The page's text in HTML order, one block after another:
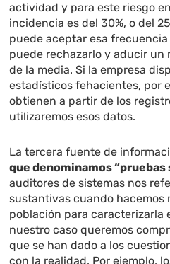
actividad y para este riesgo
incidencia es del 30%, o del
puede aceptar esa
puede rechazarlo y aducir un
de la media. Si la empresa
estadísticos fehacientes, por
obtienen a partir de los
utilizaremos esos datos.
La tercera fuente de
que denominamos “pruebas
auditores de sistemas nos
sustantivas cuando hacemos
población para caracterizarla
nuestro caso queremos
que se han dado a los
con la realidad. Por ejemplo,